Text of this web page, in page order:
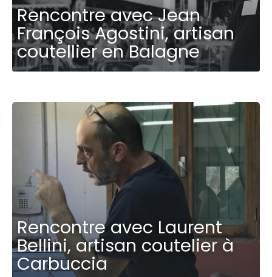
Rencontre avec Jean
François Agostini, artisan
coutellier en Balagne
Rencontre avec Laurent
Bellini, artisan coutelier à
Carbuccia